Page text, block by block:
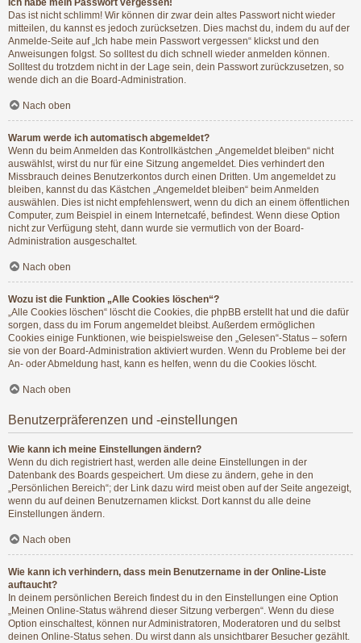
Das ist nicht schlimm! Wir können dir zwar dein altes Passwort nicht wieder
mitteilen, du kannst es jedoch zurücksetzen. Dies machst du, indem du auf der
Anmelde-Seite auf „Ich habe mein Passwort vergessen“ klickst und den
Anweisungen folgst. So solltest du dich schnell wieder anmelden können.
Solltest du trotzdem nicht in der Lage sein, dein Passwort zurückzusetzen, so
wende dich an die Board-Administration.
Nach oben
Warum werde ich automatisch abgemeldet?
Wenn du beim Anmelden das Kontrollkästchen „Angemeldet bleiben“ nicht
auswählst, wirst du nur für eine Sitzung angemeldet. Dies verhindert den
Missbrauch deines Benutzerkontos durch einen Dritten. Um angemeldet zu
bleiben, kannst du das Kästchen „Angemeldet bleiben“ beim Anmelden
auswählen. Dies ist nicht empfehlenswert, wenn du dich an einem öffentlichen
Computer, zum Beispiel in einem Internetcafé, befindest. Wenn diese Option
nicht zur Verfügung steht, dann wurde sie vermutlich von der Board-
Administration ausgeschaltet.
Nach oben
Wozu ist die Funktion „Alle Cookies löschen“?
„Alle Cookies löschen“ löscht die Cookies, die phpBB erstellt hat und die dafür
sorgen, dass du im Forum angemeldet bleibst. Außerdem ermöglichen
Cookies einige Funktionen, wie beispielsweise den „Gelesen“-Status – sofern
sie von der Board-Administration aktiviert wurden. Wenn du Probleme bei der
An- oder Abmeldung hast, kann es helfen, wenn du die Cookies löscht.
Nach oben
Benutzerpräferenzen und -einstellungen
Wie kann ich meine Einstellungen ändern?
Wenn du dich registriert hast, werden alle deine Einstellungen in der
Datenbank des Boards gespeichert. Um diese zu ändern, gehe in den
„Persönlichen Bereich“; der Link dazu wird meist oben auf der Seite angezeigt,
wenn du auf deinen Benutzernamen klickst. Dort kannst du alle deine
Einstellungen ändern.
Nach oben
Wie kann ich verhindern, dass mein Benutzername in der Online-Liste
auftaucht?
In deinem persönlichen Bereich findest du in den Einstellungen eine Option
„Meinen Online-Status während dieser Sitzung verbergen“. Wenn du diese
Option einschaltest, können nur Administratoren, Moderatoren und du selbst
deinen Online-Status sehen. Du wirst dann als unsichtbarer Besucher gezählt.